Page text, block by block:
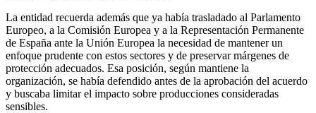
La entidad recuerda además que ya había trasladado al Parlamento
Europeo, a la Comisión Europea y a la Representación Permanente
de España ante la Unión Europea la necesidad de mantener un
enfoque prudente con estos sectores y de preservar márgenes de
protección adecuados. Esa posición, según mantiene la
organización, se había defendido antes de la aprobación del acuerdo
y buscaba limitar el impacto sobre producciones consideradas
sensibles.